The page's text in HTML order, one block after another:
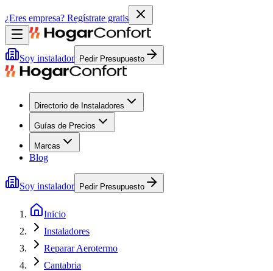
¿Eres empresa? Regístrate gratis
Soy instalador Pedir Presupuesto
Directorio de Instaladores
Guías de Precios
Marcas
Blog
Soy instalador Pedir Presupuesto
Inicio
Instaladores
Reparar Aerotermo
Cantabria